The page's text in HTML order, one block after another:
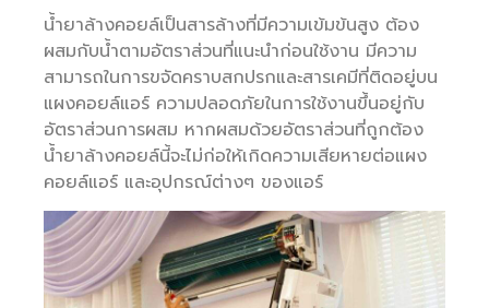
น้ำยาล้างคอยล์เป็นสารล้างที่มีความเข้มข้นสูง ต้อง
ผสมกับน้ำตามอัตราส่วนที่แนะนำก่อนใช้งาน มีความ
สามารถในการขจัดคราบสกปรกและสารเคมีที่ติดอยู่บน
แผงคอยล์แอร์ ความปลอดภัยในการใช้งานขึ้นอยู่กับ
อัตราส่วนการผสม หากผสมด้วยอัตราส่วนที่ถูกต้อง
น้ำยาล้างคอยล์นี้จะไม่ก่อให้เกิดความเสียหายต่อแผง
คอยล์แอร์ และอุปกรณ์ต่างๆ ของแอร์